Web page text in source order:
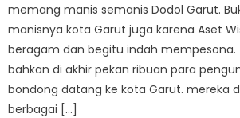
memang manis semanis Dodol Garut.
manisnya kota Garut juga karena Aset
beragam dan begitu indah mempesona.
bahkan di akhir pekan ribuan para
bondong datang ke kota Garut. mereka
berbagai […]